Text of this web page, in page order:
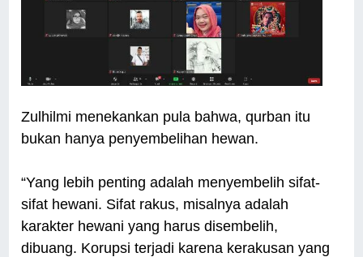
Zulhilmi menekankan pula bahwa, qurban itu
bukan hanya penyembelihan hewan.
“Yang lebih penting adalah menyembelih sifat-
sifat hewani. Sifat rakus, misalnya adalah
karakter hewani yang harus disembelih,
dibuang. Korupsi terjadi karena kerakusan yang